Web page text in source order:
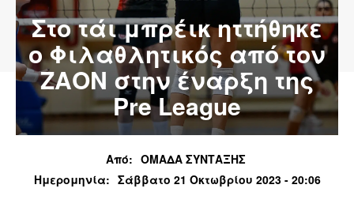
Στο τάι μπρέικ ηττήθηκε
ο Φιλαθλητικός από τον
ΖΑΟΝ στην έναρξη της
Pre League
Από: ΟΜΑΔΑ ΣΥΝΤΑΞΗΣ
Ημερομηνία: Σάββατο 21 Οκτωβρίου 2023 - 20:06